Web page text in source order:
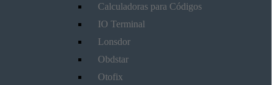
Calculadoras para Códigos
IO Terminal
Lonsdor
Obdstar
Otofix